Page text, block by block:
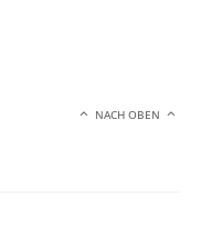
NACH OBEN